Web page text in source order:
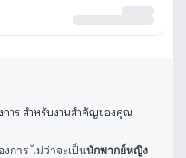
าร สำหรับงานสำคัญของคุณ
การ ไม่ว่าจะเป็นนักพากย์หญิง